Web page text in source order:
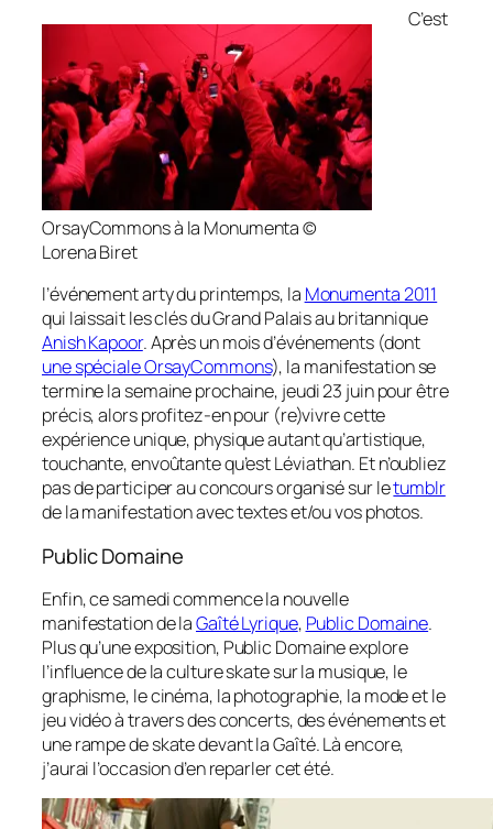
OrsayCommons à la Monumenta ©
Lorena Biret
C’est
l’événement arty du printemps, la Monumenta 2011
qui laissait les clés du Grand Palais au britannique
Anish Kapoor. Après un mois d’événements (dont
une spéciale OrsayCommons), la manifestation se
termine la semaine prochaine, jeudi 23 juin pour être
précis, alors profitez-en pour (re)vivre cette
expérience unique, physique autant qu’artistique,
touchante, envoûtante qu’estLéviathan. Et n’oubliez
pas de participer au concours organisé sur letumblr
de la manifestation avec textes et/ou vos photos.
Public Domaine
Enfin, ce samedi commence la nouvelle
manifestation de laGaîté Lyrique, Public Domaine.
Plus qu’une exposition, Public Domaineexplore
l’influence de la culture skate sur la musique, le
graphisme, le cinéma, la photographie, la mode et le
jeu vidéo à travers des concerts, des événements et
une rampe de skate devant la Gaîté. Là encore,
j’aurai l’occasion d’en reparler cet été.